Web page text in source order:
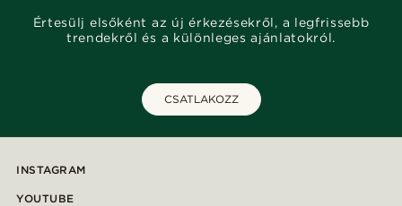
Értesülj elsőként az új érkezésekről, a legfrissebb
trendekről és a különleges ajánlatokról.
CSATLAKOZZ
INSTAGRAM
YOUTUBE